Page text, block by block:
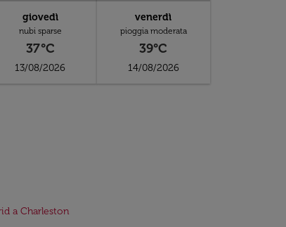
giovedì
nubi sparse
37°C
13/08/2026
venerdì
pioggia moderata
39°C
14/08/2026
a Charleston